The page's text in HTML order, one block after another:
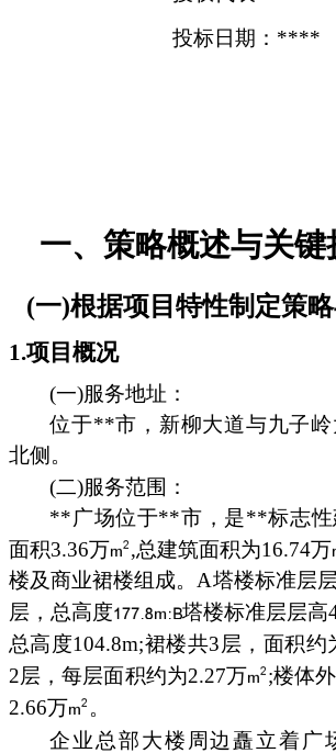
投标日期：****
一、策略概述与关键
(一)根据项目特性制定策
1.项目概况
(一)服务地址：
位于**市，新柳大道与九子
北侧。
(二)服务范围：
**广场位于**市，是**标志性
面积3.36万
,总建筑面积为16.74万
楼及商业裙楼组成。A塔楼标准层
层，总高度
塔楼标准层层高
总高度104.8m;裙楼共3层，面积约
2层，每层面积约为2.27万
;楼体
2.66万
。
企业总部大楼周边矗立着广